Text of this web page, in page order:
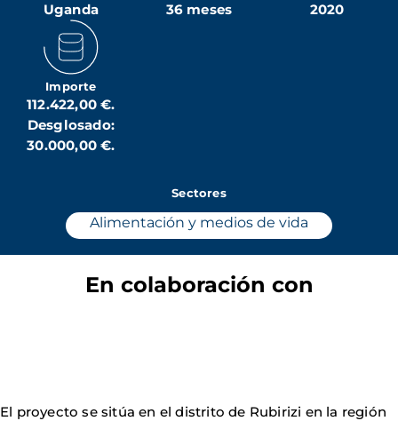
Uganda 36 meses 2020
Importe
112.422,00 €.
Desglosado:
30.000,00 €.
Sectores
Alimentación y medios de vida
En colaboración con
El proyecto se sitúa en el distrito de Rubirizi en la región